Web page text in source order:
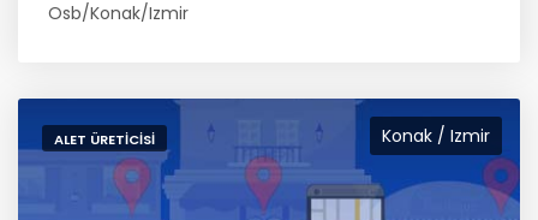
Osb/Konak/Izmir
Konak / Izmir
ALET ÜRETICISI